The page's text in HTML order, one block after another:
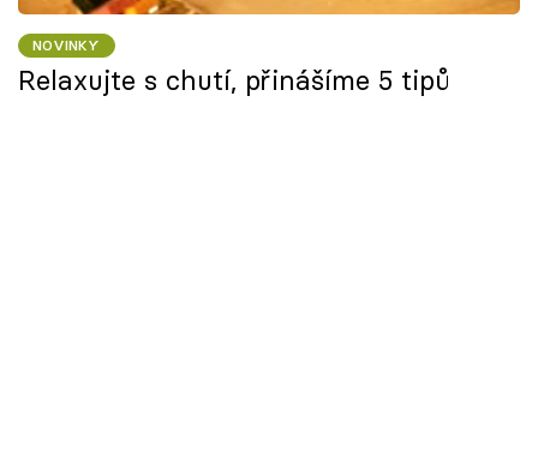
NOVINKY
Relaxujte s chutí, přinášíme 5 tipů